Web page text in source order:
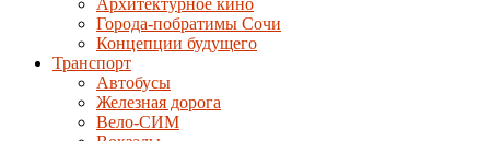
Архитектурное кино
Города-побратимы Сочи
Концепции будущего
Транспорт
Автобусы
Железная дорога
Вело-СИМ